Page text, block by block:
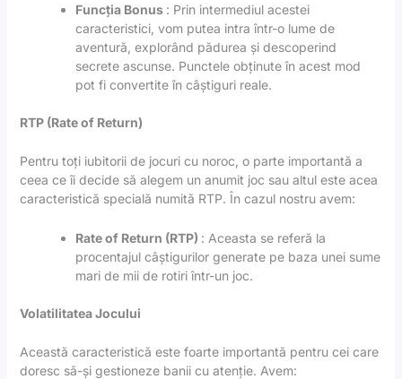
Funcția Bonus : Prin intermediul acestei
caracteristici, vom putea intra într-o lume de
aventură, explorând pădurea și descoperind
secrete ascunse. Punctele obținute în acest mod
pot fi convertite în câștiguri reale.
RTP (Rate of Return)
Pentru toți iubitorii de jocuri cu noroc, o parte importantă a
ceea ce îi decide să alegem un anumit joc sau altul este acea
caracteristică specială numită RTP. În cazul nostru avem:
Rate of Return (RTP) : Aceasta se referă la
procentajul câștigurilor generate pe baza unei sume
mari de mii de rotiri într-un joc.
Volatilitatea Jocului
Această caracteristică este foarte importantă pentru cei care
doresc să-și gestioneze banii cu atenție. Avem: